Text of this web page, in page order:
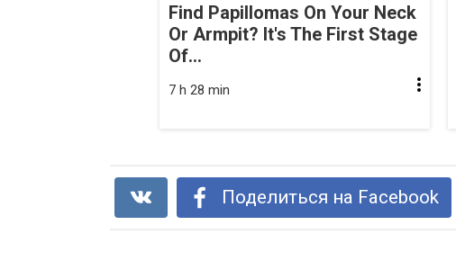
Find Papillomas On Your Neck
Or Armpit? It's The First Stage
Of...
7 h 28 min
Поделиться на Facebook